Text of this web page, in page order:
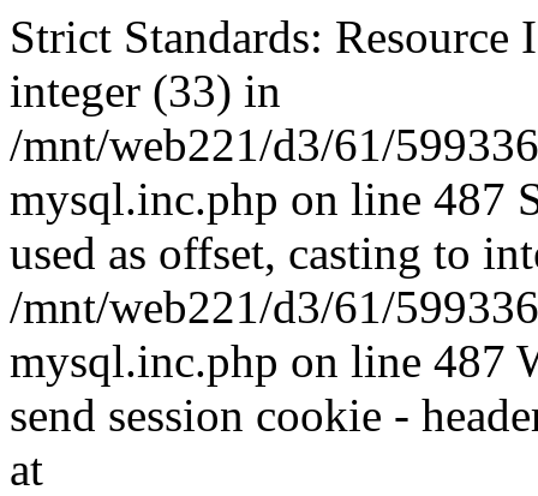
Strict Standards: Resource
integer (33) in
/mnt/web221/d3/61/
mysql.inc.php on line 487
used as offset, casting to
/mnt/web221/d3/61/
mysql.inc.php on line 487
send session cookie -
at